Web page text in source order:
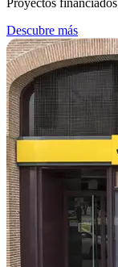
Proyectos financiados
Descubre más